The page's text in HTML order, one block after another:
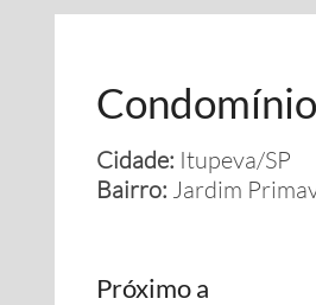
Cidade: Itupeva/SP
Bairro: Jardim
Próximo a